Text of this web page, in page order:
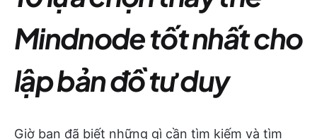
Mindnode tốt nhất cho
lập bản đồ tư duy
Giờ bạn đã biết những gì cần tìm kiếm và tìm